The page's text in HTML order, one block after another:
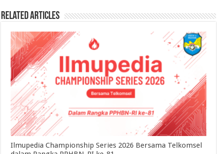
Related Articles
Ilmupedia Championship Series 2026 Bersama Telkomsel